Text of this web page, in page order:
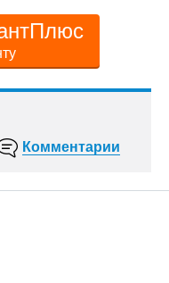
Комментарии